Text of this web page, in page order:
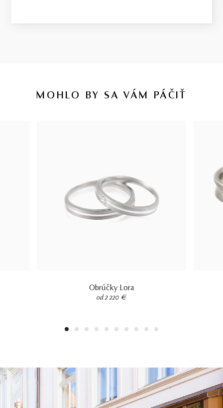
MOHLO BY SA VÁM PÁČIŤ
Obrúčky Lora
od 2 220 €
1 2 3 4 5 6 7 8 9 10